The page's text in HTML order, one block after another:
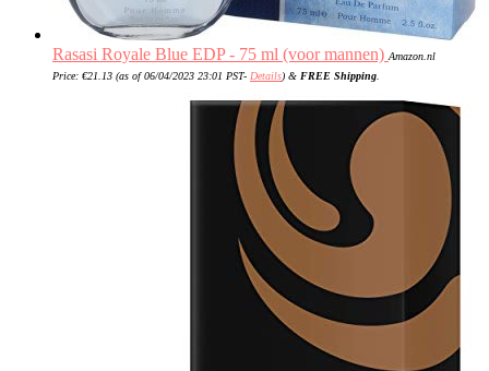
Rasasi Royale Blue EDP - 75 ml (voor mannen) Amazon.nl
Price: €21.13 (as of 06/04/2023 23:01 PST- Details) & FREE Shipping